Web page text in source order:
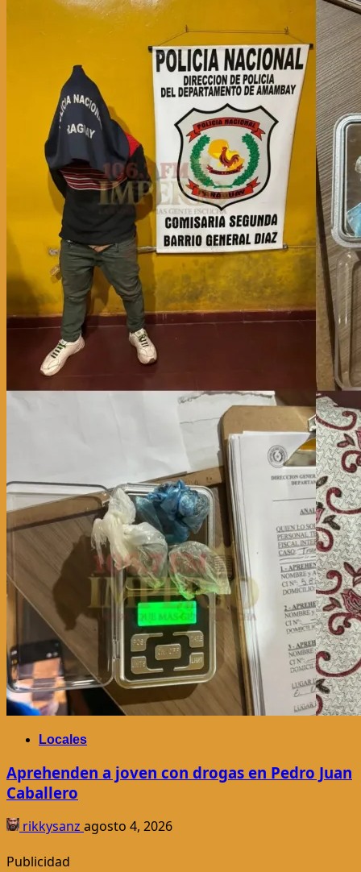
Locales
Aprehenden a joven con drogas en Pedro Juan
Caballero
rikkysanz agosto 4, 2026
Publicidad